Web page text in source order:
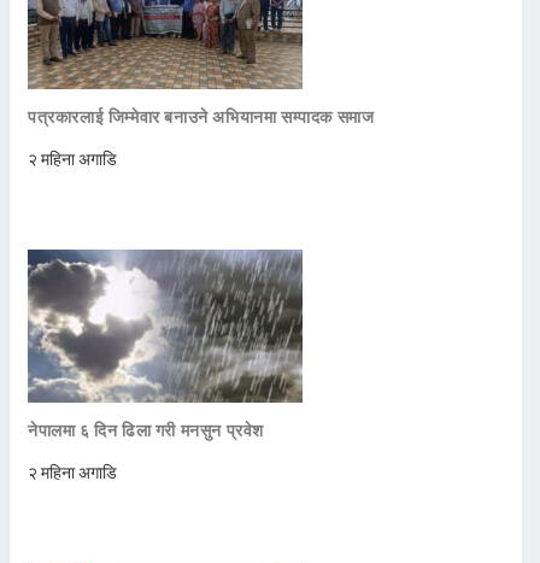
पत्रकारलाई जिम्मेवार बनाउने अभियानमा सम्पादक समाज
२ महिना अगाडि
नेपालमा ६ दिन ढिला गरी मनसुन प्रवेश
२ महिना अगाडि